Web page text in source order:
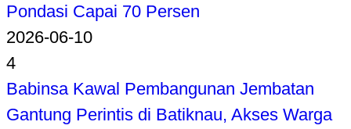
Pondasi Capai 70 Persen
2026-06-10
4
Babinsa Kawal Pembangunan Jembatan
Gantung Perintis di Batiknau, Akses Warga